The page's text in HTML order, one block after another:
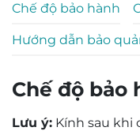
Chế độ bảo hành
Hướng dẫn bảo
Chế độ bảo
Lưu ý: Kính sau khi